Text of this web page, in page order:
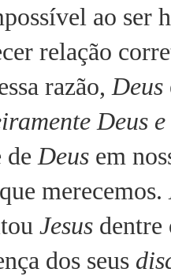
ao ser
relação
razão, Deus
Deus
de Deus em
merecemos.
Jesus
dos seus